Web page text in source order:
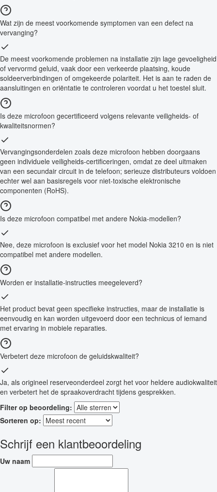
Wat zijn de meest voorkomende symptomen van een defect na
vervanging?
De meest voorkomende problemen na installatie zijn lage gevoeligheid
of vervormd geluid, vaak door een verkeerde plaatsing, koude
soldeerverbindingen of omgekeerde polariteit. Het is aan te raden de
aansluitingen en oriëntatie te controleren voordat u het toestel sluit.
Is deze microfoon gecertificeerd volgens relevante veiligheids- of
kwaliteitsnormen?
Vervangingsonderdelen zoals deze microfoon hebben doorgaans
geen individuele veiligheids-certificeringen, omdat ze deel uitmaken
van een secundair circuit in de telefoon; serieuze distributeurs voldoen
echter wel aan basisregels voor niet-toxische elektronische
componenten (RoHS).
Is deze microfoon compatibel met andere Nokia-modellen?
Nee, deze microfoon is exclusief voor het model Nokia 3210 en is niet
compatibel met andere modellen.
Worden er installatie-instructies meegeleverd?
Het product bevat geen specifieke instructies, maar de installatie is
eenvoudig en kan worden uitgevoerd door een technicus of iemand
met ervaring in mobiele reparaties.
Verbetert deze microfoon de geluidskwaliteit?
Ja, als origineel reserveonderdeel zorgt het voor heldere audiokwaliteit
en verbetert het de spraakoverdracht tijdens gesprekken.
Filter op beoordeling:
Sorteren op:
Schrijf een klantbeoordeling
Uw naam